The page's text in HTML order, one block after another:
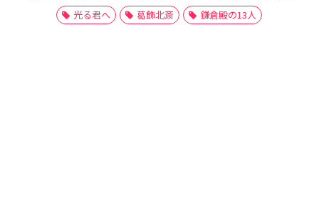
光る君へ
葛飾北斎 鎌倉殿の13人